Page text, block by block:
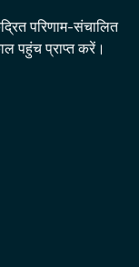
परिणाम-संचालित
पहुंच प्राप्त करें।